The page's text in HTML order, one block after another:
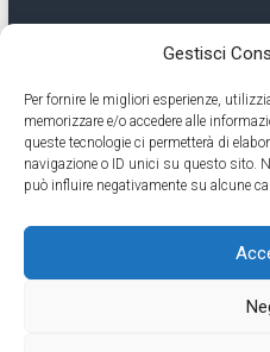
Gestisci
Per fornire le migliori esperienze,
memorizzare e/o accedere alle
queste tecnologie ci permetterà di
navigazione o ID unici su questo sito.
può influire negativamente su alcune
Servizio 24 ore
Cell
Eseguiamo anche lavori di
ore
by